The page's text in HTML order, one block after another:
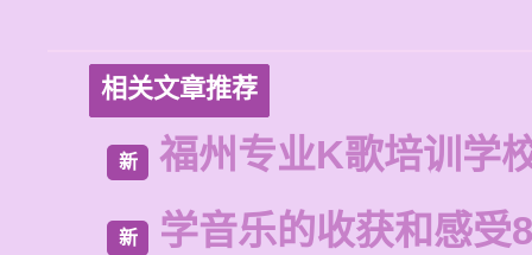
相关文章推荐
新 福州专业K歌培训学
新 学音乐的收获和感受